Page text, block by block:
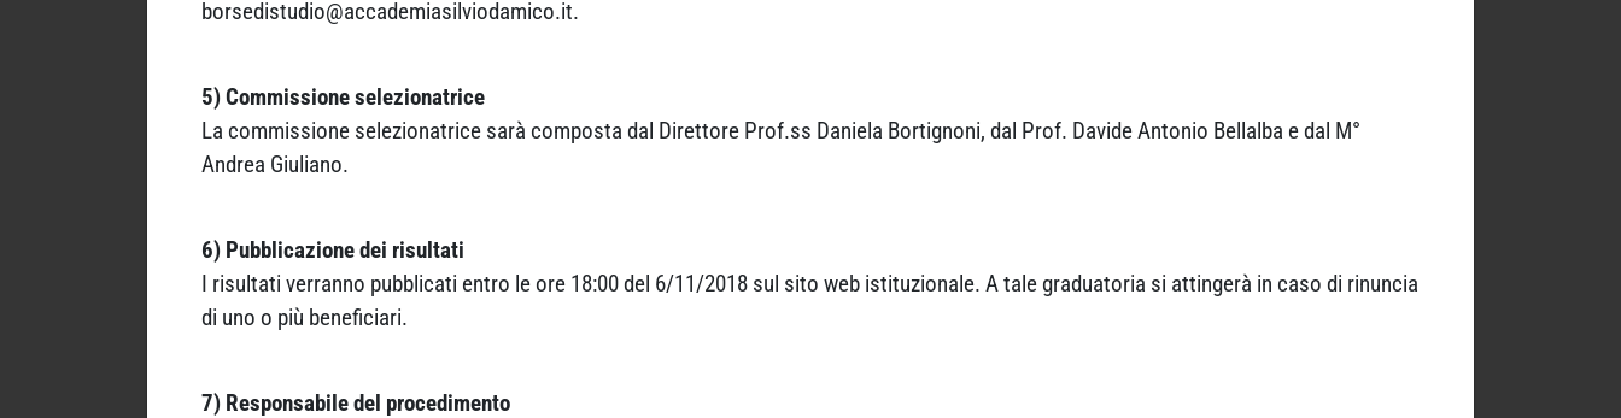
borsedistudio@accademiasilviodamico.it.
5) Commissione selezionatrice
La commissione selezionatrice sarà composta dal Direttore Prof.ss Daniela Bortignoni, dal Prof. Davide Antonio Bellalba e dal M°
Andrea Giuliano.
6) Pubblicazione dei risultati
I risultati verranno pubblicati entro le ore 18:00 del 6/11/2018 sul sito web istituzionale. A tale graduatoria si attingerà in caso di rinuncia
di uno o più beneficiari.
7) Responsabile del procedimento